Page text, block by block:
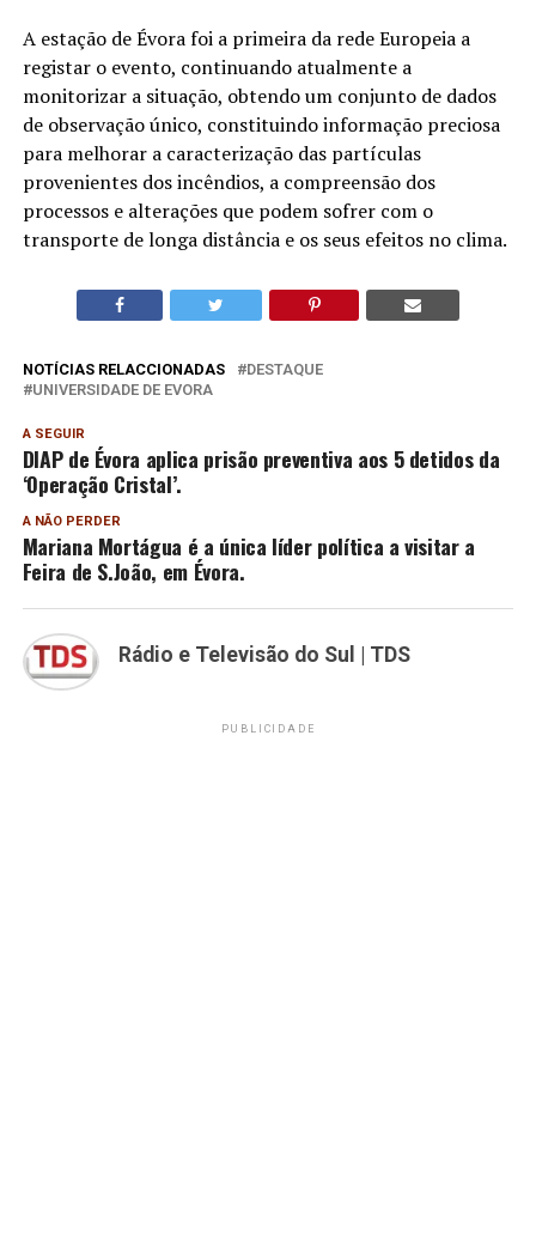
A estação de Évora foi a primeira da rede Europeia a
registar o evento, continuando atualmente a
monitorizar a situação, obtendo um conjunto de dados
de observação único, constituindo informação preciosa
para melhorar a caracterização das partículas
provenientes dos incêndios, a compreensão dos
processos e alterações que podem sofrer com o
transporte de longa distância e os seus efeitos no clima.
NOTÍCIAS RELACCIONADAS
DESTAQUE
UNIVERSIDADE DE EVORA
A SEGUIR
DIAP de Évora aplica prisão preventiva aos 5 detidos da
‘Operação Cristal’.
A NÃO PERDER
Mariana Mortágua é a única líder política a visitar a
Feira de S.João, em Évora.
Rádio e Televisão do Sul | TDS
PUBLICIDADE